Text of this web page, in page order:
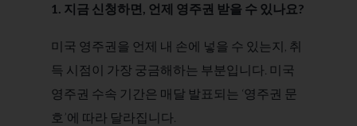
1. 지금 신청하면, 언제 영주권 받을 수 있나요?
미국 영주권을 언제 내 손에 넣을 수 있는지, 취
득 시점이 가장 궁금해하는 부분입니다. 미국
영주권 수속 기간은 매달 발표되는 ‘영주권 문
호’에 따라 달라집니다.